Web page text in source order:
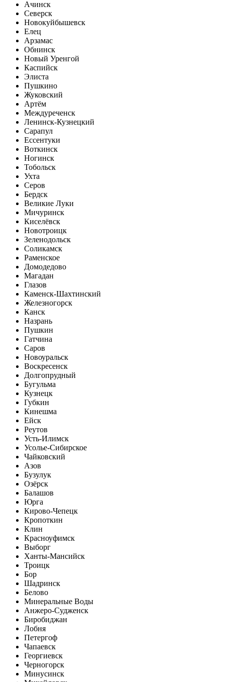
Ачинск
Северск
Новокуйбышевск
Елец
Арзамас
Обнинск
Новый Уренгой
Каспийск
Элиста
Пушкино
Жуковский
Артём
Междуреченск
Ленинск-Кузнецкий
Сарапул
Ессентуки
Воткинск
Ногинск
Тобольск
Ухта
Серов
Бердск
Великие Луки
Мичуринск
Киселёвск
Новотроицк
Зеленодольск
Соликамск
Раменское
Домодедово
Магадан
Глазов
Каменск-Шахтинский
Железногорск
Канск
Назрань
Пушкин
Гатчина
Саров
Новоуральск
Воскресенск
Долгопрудный
Бугульма
Кузнецк
Губкин
Кинешма
Ейск
Реутов
Усть-Илимск
Усолье-Сибирское
Чайковский
Азов
Бузулук
Озёрск
Балашов
Юрга
Кирово-Чепецк
Кропоткин
Клин
Красноуфимск
Выборг
Ханты-Мансийск
Троицк
Бор
Шадринск
Белово
Минеральные Воды
Анжеро-Судженск
Биробиджан
Лобня
Петергоф
Чапаевск
Георгиевск
Черногорск
Минусинск